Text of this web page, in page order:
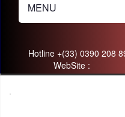
MENU
Hotline +(33) 0390 208
WebSite :